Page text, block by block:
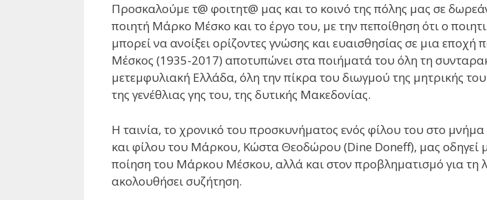
Προσκαλούμε τ@ φοιτητ@ μας και το κοινό της πόλης μας σε
ποιητή Μάρκο Μέσκο και το έργο του, με την πεποίθηση ότι ο
μπορεί να ανοίξει ορίζοντες γνώσης και ευαισθησίας σε μια
Μέσκος (1935-2017) αποτυπώνει στα ποιήματά του όλη τη
μετεμφυλιακή Ελλάδα, όλη την πίκρα του διωγμού της μητρικής
της γενέθλιας γης του, της δυτικής Μακεδονίας.
Η ταινία, το χρονικό του προσκυνήματος ενός φίλου του στο
και φίλου του Μάρκου, Κώστα Θεοδώρου (Dine Doneff), μας οδηγεί
ποίηση του Μάρκου Μέσκου, αλλά και στον προβληματισμό για τη
ακολουθήσει συζήτηση.